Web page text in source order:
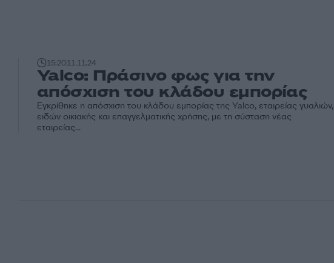
15:2011.11.24
Yalco: Πράσινο φως για την
απόσχιση του κλάδου εμπορίας
Εγκρίθηκε η απόσχιση του κλάδου εμπορίας της Yalco, εταιρείας γυαλιών,
ειδών οικιακής και επαγγελματικής χρήσης, με τη σύσταση νέας
εταιρείας...